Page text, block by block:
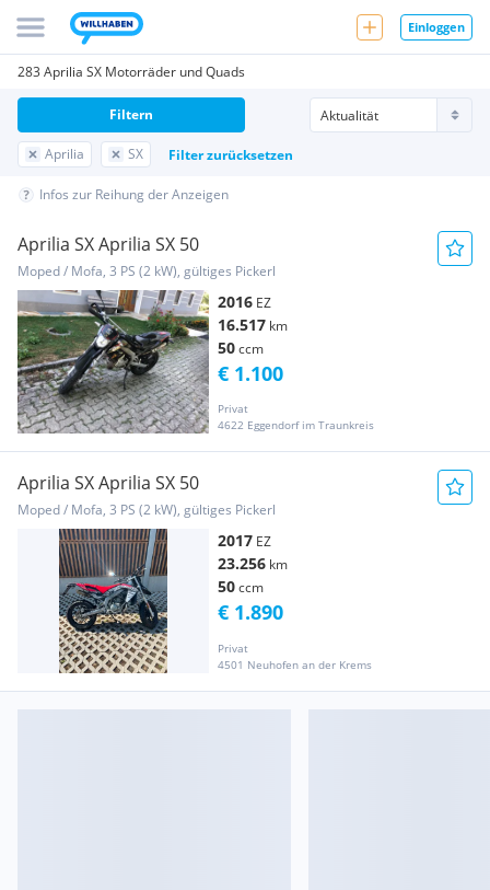
Einloggen
283 Aprilia SX Motorräder und Quads
Aprilia SX Filter zurücksetzen
Filtern
Infos zur Reihung der Anzeigen
Aprilia SX Aprilia SX 50
Moped / Mofa, 3 PS (2 kW), gültiges Pickerl
2016 EZ
16.517 km
50ccm
Privat
4622 Eggendorf im Traunkreis
€ 1.100
Aprilia SX Aprilia SX 50
Moped / Mofa, 3 PS (2 kW), gültiges Pickerl
2017 EZ
23.256 km
50ccm
Privat
4501 Neuhofen an der Krems
€ 1.890